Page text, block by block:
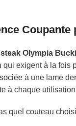
Olympia
qui exigent à la fois
à une lame
à chaque
quel couteau